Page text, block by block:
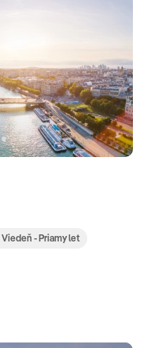
Viedeň - Priamy let